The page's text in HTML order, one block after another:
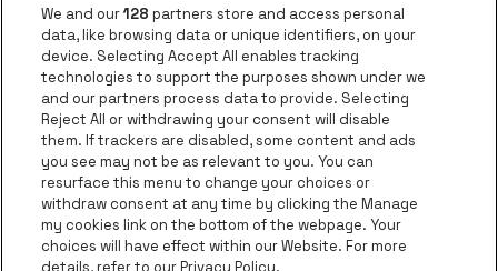
Application be•at
be•at Corporate
be•at Business
Groupes
Helpcenter
Contact
Instagram
Facebook
Threads
TiktokYoutube
Be•at Tickets fait partie de be•at
We and our128 partners store and access personal
data, like browsing data or unique identifiers, on your
device. Selecting Accept All enables tracking
technologies to support the purposes shown under we
and our partners process data to provide. Selecting
Reject All or withdrawing your consent will disable
them. If trackers are disabled, some content and ads
you see may not be as relevant to you. You can
resurface this menu to change your choices or
withdraw consent at any time by clicking the Manage
my cookies link on the bottom of the webpage. Your
choices will have effect within our Website. For more
details, refer to our Privacy Policy.